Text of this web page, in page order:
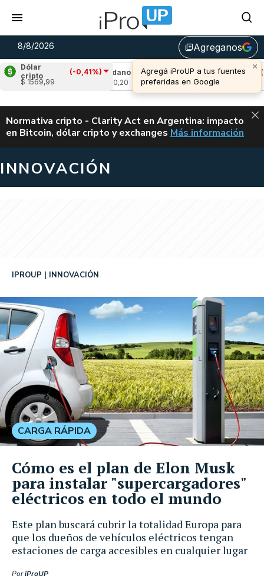
8/8/2026 library_addAgreganos
×
Agregá iProUP a tus fuentes
preferidas en Google
Dólar
cripto
(-0,41%)
$ 1569,99
Cardano (0,76%)
u$s 0,20
Avalanche
u$s 6,53
ALERTA
Normativa cripto - Clarity Act en Argentina: impacto
en Bitcoin, dólar cripto y exchanges CLARITY ACT EN
Más información
INNOVACIÓN
Este plan buscará cubrir la totalidad Europa para
que los dueños de vehículos eléctricos tengan
estaciones de carga accesibles en cualquier lugar
IPROUP INNOVACIÓN
PoriProUP
CARGA RÁPIDA
Cómo es el plan de Elon Musk
para instalar "supercargadores"
eléctricos en todo el mundo